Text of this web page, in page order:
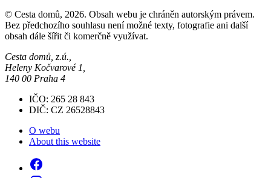
© Cesta domů, 2026. Obsah webu je chráněn autorským právem.
Bez předchozího souhlasu není možné texty, fotografie ani další
obsah dále šířit či komerčně využívat.
Cesta domů, z.ú.,
Heleny Kočvarové 1,
140 00 Praha 4
IČO: 265 28 843
DIČ: CZ 26528843
O webu
About this website